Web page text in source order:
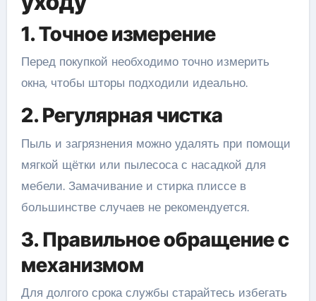
1. Точное измерение
Перед покупкой необходимо точно измерить
окна, чтобы шторы подходили идеально.
2. Регулярная чистка
Пыль и загрязнения можно удалять при помощи
мягкой щётки или пылесоса с насадкой для
мебели. Замачивание и стирка плиссе в
большинстве случаев не рекомендуется.
3. Правильное обращение с
механизмом
Для долгого срока службы старайтесь избегать